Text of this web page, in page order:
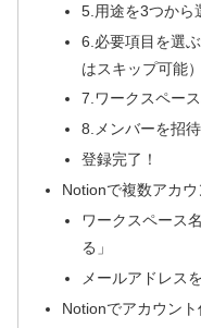
5.用途を3つから
6.必要項目を選
はスキップ可能）
7.ワークスペー
8.メンバーを招
登録完了！
Notionで複数アカ
ワークスペース
る」
メールアドレス
Notionでアカウン